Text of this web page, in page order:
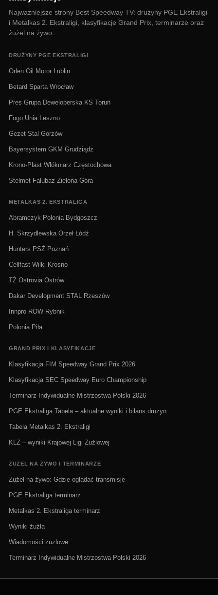
Najważniejsze strony Best Speedway TV: drużyny PGE Ekstraligi
i Metalkas 2. Ekstraligi, klasyfikacje Grand Prix, terminarze oraz
żużel na żywo.
DRUŻYNY PGE EKSTRALIGI
Orlen Oil Motor Lublin
Betard Sparta Wrocław
Pres Grupa Deweloperska KS Toruń
Fogo Unia Leszno
Gezet Stal Gorzów
Bayersystem GKM Grudziądz
Krono-Plast Włókniarz Częstochowa
Stelmet Falubaz Zielona Góra
METALKAS 2. EKSTRALIGA
Abramczyk Polonia Bydgoszcz
H. Skrzydlewska Orzeł Łódź
Hunters PSŻ Poznań
Cellfast Wilki Krosno
TŻ Ostrovia Ostrów
Dakar Development STAL Rzeszów
Innpro ROW Rybnik
Polonia Piła
GRAND PRIX I KLASYFIKACJE
Klasyfikacja FIM Speedway Grand Prix 2026
Klasyfikacja SEC Speedway Euro Championship
Terminarz Indywidualne Mistrzostwa Polski 2026
PGE Ekstraliga Tabela – aktualne wyniki i bilans drużyn
Tabela Metalkas 2. Ekstraligi
KLŻ – wyniki Krajowej Ligi Żużlowej
ŻUŻEL NA ŻYWO I TERMINARZE
Żużel na żywo: Gdzie oglądać transmisje
PGE Ekstraliga terminarz
Metalkas 2. Ekstraliga terminarz
Wyniki żużla
Wiadomości żużlowe
Terminarz Indywidualne Mistrzostwa Polski 2026